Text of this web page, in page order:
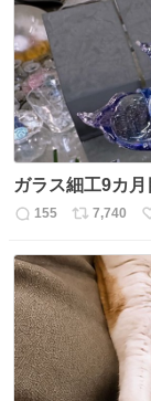
ト
ガラス細工9カ月
返
数
155
リ
ス
ト
数
7,740